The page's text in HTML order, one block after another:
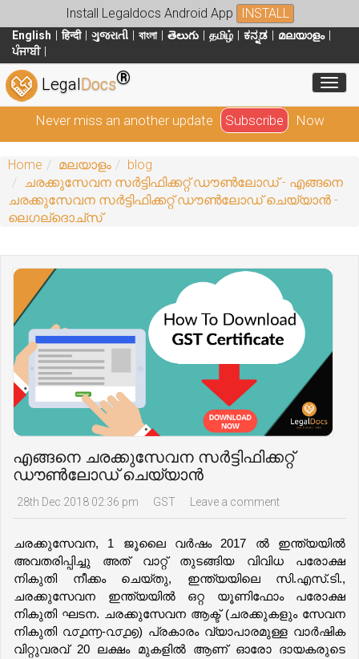
Install Legaldocs Android App INSTALL
English हिन्दी ગુજરાતી বাংলা తెలుగు தமிழ் ಕನ್ನಡ
മലയാളം
ਪੰਜਾਬੀ
LegalDocs®
Never miss an another update Subscribe Now
Home മലയാളം
blog
ചരക്കുസേവന സർട്ടിഫിക്കറ്റ് ഡൗൺലോഡ് - എങ്ങനെ
ചരക്കുസേവന സർട്ടിഫിക്കറ്റ് ഡൗൺലോഡ് ചെയ്യാൻ -
ലെഗല്ദൊച്സ്
എങ്ങനെ ചരക്കുസേവന സർട്ടിഫിക്കറ്റ്
ഡൗൺലോഡ് ചെയ്യാൻ
28th Dec 2018 02:36 pm GST Leave a comment
ചരക്കുസേവന, 1 ജൂലൈ വർഷം 2017 ൽ ഇന്ത്യയിൽ
അവതരിപ്പിച്ചു അത് വാറ്റ് തുടങ്ങിയ വിവിധ പരോക്ഷ
നികുതി നീക്കം ചെയ്തു, ഇന്ത്യയിലെ സി.എസ്.ടി.,
ചരക്കുസേവന ഇന്ത്യയിൽ ഒറ്റ യൂണിഫോം പരോക്ഷ
നികുതി ഘടന. ചരക്കുസേവന ആക്ട് (ചരക്കുകളും സേവന
നികുതി ൨൦൧൬-൨൦൧൭) പ്രകാരം വ്യാപാരമുള്ള വാർഷിക
വിറ്റുവരവ് 20 ലക്ഷം മുകളിൽ ആണ് ഓരോ ദായകരുടെ